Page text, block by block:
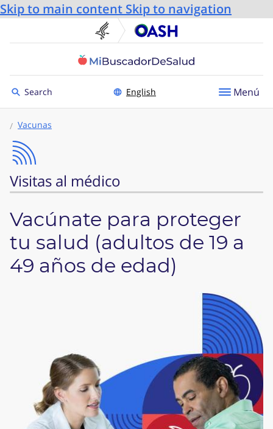
Skip to main content Skip to navigation
U.S. Department of
Toggle to
Search English Menú
Vacunas
Visitas al médico
Vacúnate para proteger
tu salud (adultos de 19 a
49 años de edad)